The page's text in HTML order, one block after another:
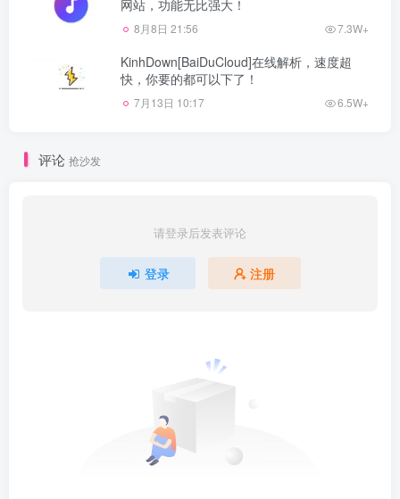
网站，功能无比强大！
8月8日 21:56 7.3W+
KinhDown[BaiDuCloud]在线解析，速度超
快，你要的都可以下了！
7月13日 10:17 6.5W+
评论 抢沙发
请登录后发表评论
登录 注册